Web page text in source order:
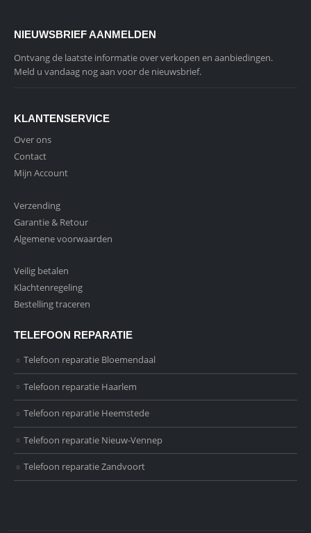
NIEUWSBRIEF AANMELDEN
Ontvang de laatste informatie over verkopen en aanbiedingen.
Meld u vandaag nog aan voor de nieuwsbrief.
KLANTENSERVICE
Over ons
Contact
Mijn Account
Verzending
Garantie & Retour
Algemene voorwaarden
Veilig betalen
Klachtenregeling
Bestelling traceren
TELEFOON REPARATIE
Telefoon reparatie Bloemendaal
Telefoon reparatie Haarlem
Telefoon reparatie Heemstede
Telefoon reparatie Nieuw-Vennep
Telefoon reparatie Zandvoort